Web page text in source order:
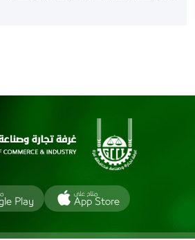
متاح على
App Store
Play